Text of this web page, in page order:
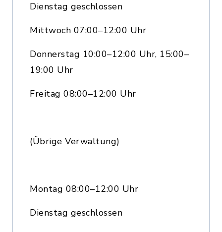
Dienstag geschlossen
Mittwoch 07:00–12:00 Uhr
Donnerstag 10:00–12:00 Uhr, 15:00–
19:00 Uhr
Freitag 08:00–12:00 Uhr
(Übrige Verwaltung)
Montag 08:00–12:00 Uhr
Dienstag geschlossen